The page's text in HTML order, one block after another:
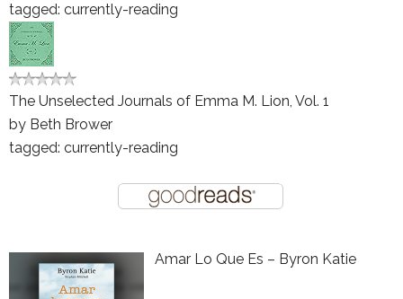
tagged: currently-reading
The Unselected Journals of Emma M. Lion, Vol. 1
by Beth Brower
tagged: currently-reading
Amar Lo Que Es – Byron Katie